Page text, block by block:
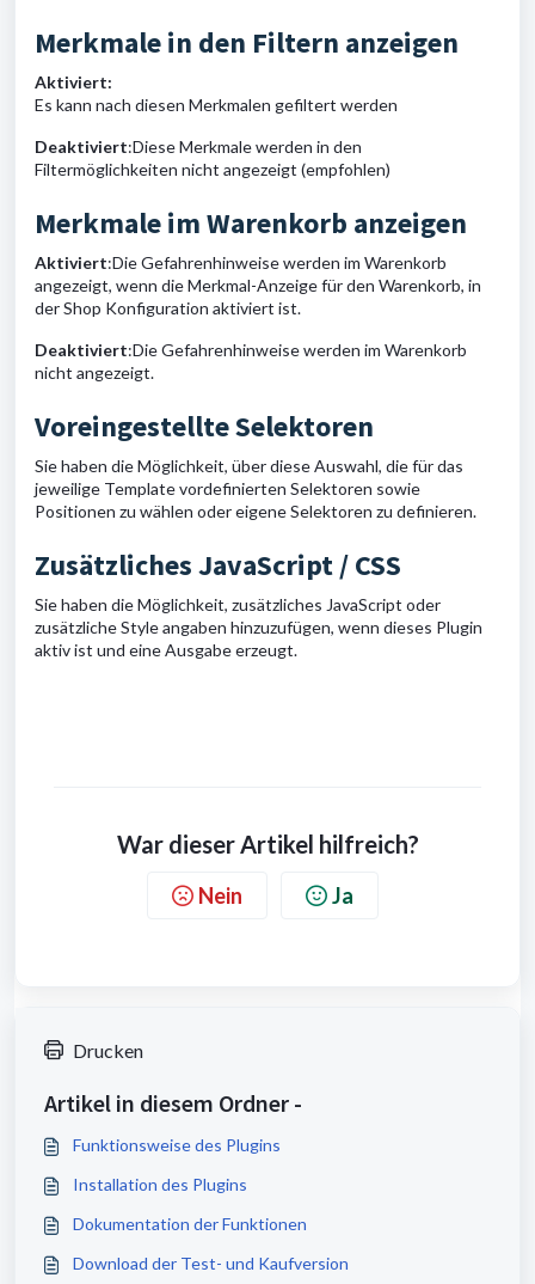
Merkmale in den Filtern anzeigen
Aktiviert:
Es kann nach diesen Merkmalen gefiltert werden
Deaktiviert:Diese Merkmale werden in den
Filtermöglichkeiten nicht angezeigt (empfohlen)
Merkmale im Warenkorb anzeigen
Aktiviert:Die Gefahrenhinweise werden im Warenkorb
angezeigt, wenn die Merkmal-Anzeige für den Warenkorb, in
der Shop Konfiguration aktiviert ist.
Deaktiviert:Die Gefahrenhinweise werden im Warenkorb
nicht angezeigt.
Voreingestellte Selektoren
Sie haben die Möglichkeit, über diese Auswahl, die für das
jeweilige Template vordefinierten Selektoren sowie
Positionen zu wählen oder eigene Selektoren zu definieren.
Zusätzliches JavaScript / CSS
Sie haben die Möglichkeit, zusätzliches JavaScript oder
zusätzliche Style angaben hinzuzufügen, wenn dieses Plugin
aktiv ist und eine Ausgabe erzeugt.
War dieser Artikel hilfreich?
Nein Ja
Drucken
Artikel in diesem Ordner -
Funktionsweise des Plugins
Installation des Plugins
Dokumentation der Funktionen
Download der Test- und Kaufversion